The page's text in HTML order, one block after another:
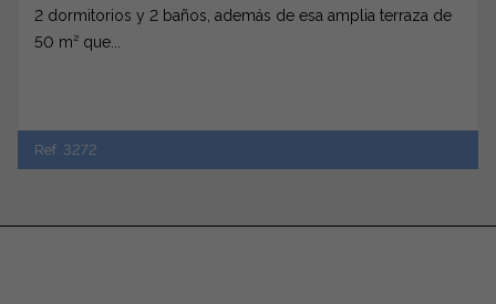
2 dormitorios y 2 baños, además de esa amplia terraza de
50 m² que...
Ref. 3272